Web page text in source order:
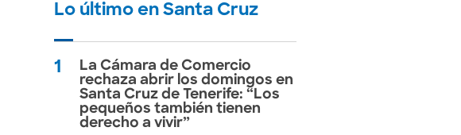
Lo último en Santa Cruz
1
La Cámara de Comercio
rechaza abrir los domingos en
Santa Cruz de Tenerife: “Los
pequeños también tienen
derecho a vivir”